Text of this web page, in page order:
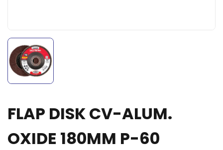
FLAP DISK CV-ALUM.
OXIDE 180MM P-60